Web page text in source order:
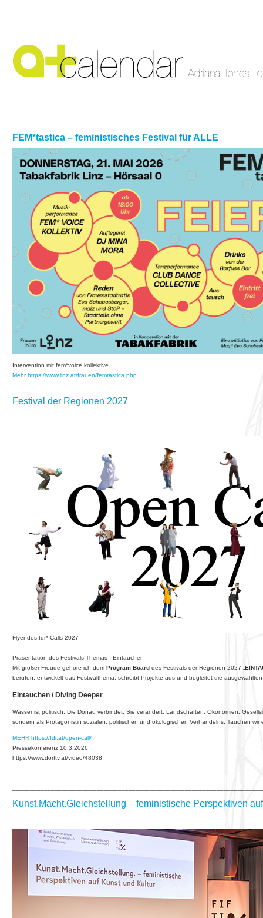
FEM*tastica – feministisches Festival für ALLE
Intervention mit fem*voice kollektive
Mehr https://www.linz.at/frauen/femtastica.php
Festival der Regionen 2027
Flyer des fdr* Calls 2027
Präsentation des Festivals Themas - Eintauchen
Mit großer Freude gehöre ich dem Program Board des Festivals der Regionen 2027 „
berufen, entwickelt das Festivalthema, schreibt Projekte aus und begleitet die
Eintauchen / Diving Deeper
Wasser ist politisch. Die Donau verbindet. Sie verändert. Landschaften, Ökonomien,
sondern als Protagonistin sozialen, politischen und ökologischen Verhandelns. Tauchen
MEHR https://fdr.at/open-call/
Pressekonferenz 10.3.2026
https://www.dorftv.at/video/48038
Kunst.Macht.Gleichstellung – feministische Perspektiven